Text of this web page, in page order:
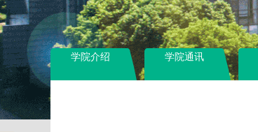
学院介绍 学院通讯